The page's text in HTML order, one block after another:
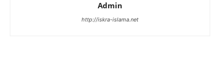
Admin
http://iskra-islama.net